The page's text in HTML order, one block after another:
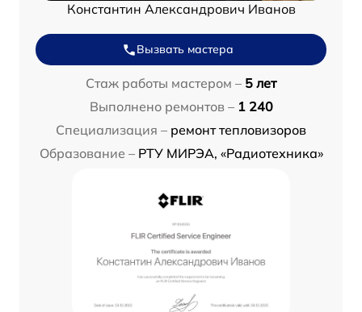
Константин Александрович Иванов
Вызвать мастера
Стаж работы мастером – 5 лет
Выполнено ремонтов – 1 240
Специализация – ремонт тепловизоров
Образование – РТУ МИРЭА, «Радиотехника»